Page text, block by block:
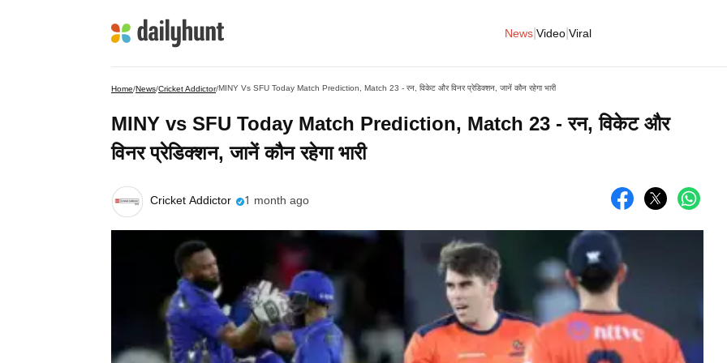
News Video Viral
Home/News/Cricket Addictor/MINY Vs SFU Today Match Prediction, Match 23 - रन, विकेट और विनर प्रेडिक्शन, जानें कौन रहेगा भारी
MINY vs SFU Today Match Prediction, Match 23 - रन, विकेट और
विनर प्रेडिक्शन, जानें कौन रहेगा भारी
Cricket Addictor 1 month ago